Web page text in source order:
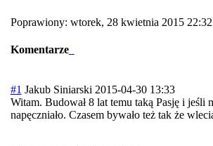
Poprawiony: wtorek, 28 kwietnia 2015 22:32
Komentarze
#1 Jakub Siniarski 2015-04-30 13:33
Witam. Budował 8 lat temu taką Pasję i jeśli
napęczniało. Czasem bywało też tak że